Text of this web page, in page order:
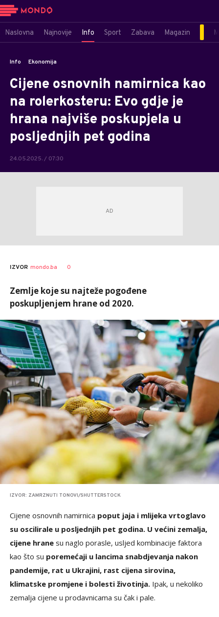
Naslovna Najnovije Info Sport Zabava Magazin
Info Ekonomija
Cijene osnovnih namirnica kao
na rolerkosteru: Evo gdje je
hrana najviše poskupjela u
posljednjih pet godina
24.05.2025. / 07:30
IZVOR mondo.ba 0
Zemlje koje su najteže pogođene
poskupljenjem hrane od 2020.
IZVOR: ZAMRZNUTI TONOVI/SHUTTERSTOCK
Cijene osnovnih namirnica poput jaja i mlijeka vrtoglavo
su oscilirale u posljednjih pet godina. U većini zemalja,
cijene hrane su naglo porasle, usljed kombinacije faktora
kao što su poremećaji u lancima snabdjevanja nakon
pandemije, rat u Ukrajini, rast cijena sirovina,
klimatske promjene i bolesti životinja. Ipak, u nekoliko
zemalja cijene u prodavnicama su čak i pale.